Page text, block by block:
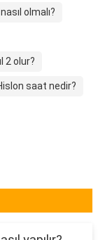
olmalı?
2 olur?
saat nedir?